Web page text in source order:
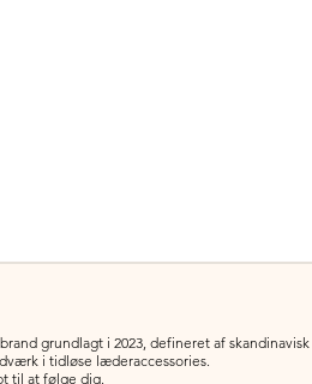
grundlagt i 2023, defineret af skandinavisk
i tidløse læderaccessories.
til at følge dig.